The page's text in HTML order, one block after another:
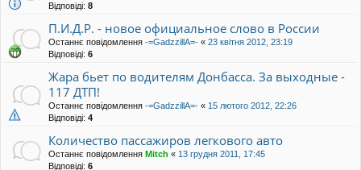
Відповіді: 8
П.И.Д.Р. - новое официальное слово в России
Останнє повідомлення -=GadzzillA=- « 23 квітня 2012, 23:19
Відповіді: 6
Жара бьет по водителям Донбасса. За выходные -
117 ДТП!
Останнє повідомлення -=GadzzillA=- « 15 лютого 2012, 22:26
Відповіді: 4
Количество пассажиров легкового авто
Останнє повідомлення Mitch « 13 грудня 2011, 17:45
Відповіді: 6